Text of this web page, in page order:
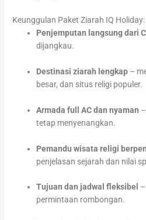
Keunggulan Paket Ziarah IQ Holiday:
Penjemputan langsung dari
dijangkau.
Destinasi ziarah lengkap –
besar, dan situs religi populer.
Armada full AC dan nyaman
tetap menyenangkan.
Pemandu wisata religi
penjelasan sejarah dan nilai
Tujuan dan jadwal fleksibel
permintaan rombongan.